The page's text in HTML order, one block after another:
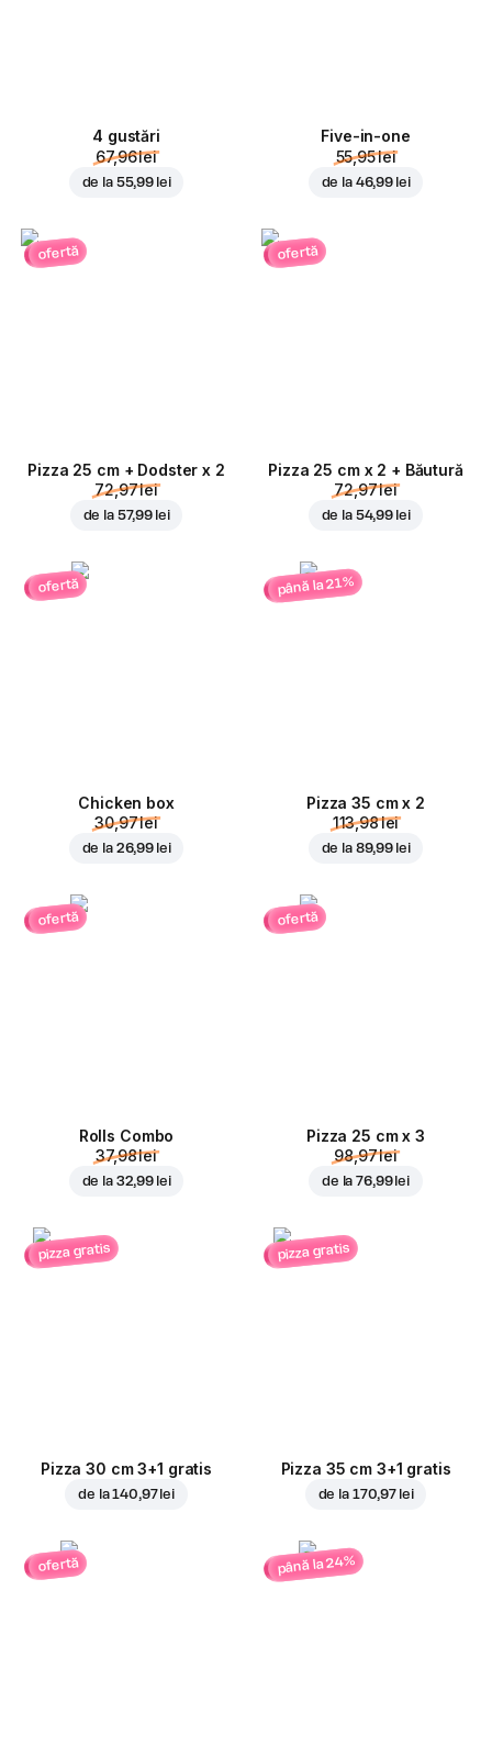
4 gustări
67,96 lei
de la 55,99 lei
Five-in-one
55,95 lei
de la 46,99 lei
ofertă
Pizza 25 cm + Dodster x 2
72,97 lei
de la 57,99 lei
ofertă
Pizza 25 cm x 2 + Băutură
72,97 lei
de la 54,99 lei
ofertă
Chicken box
30,97 lei
de la 26,99 lei
până la 21%
Pizza 35 cm x 2
113,98 lei
de la 89,99 lei
ofertă
Rolls Combo
37,98 lei
de la 32,99 lei
ofertă
Pizza 25 cm x 3
98,97 lei
de la76,99 lei
pizza gratis
Pizza 30 cm 3+1 gratis
de la140,97 lei
pizza gratis
Pizza 35 cm 3+1 gratis
de la 170,97 lei
ofertă până la 24%